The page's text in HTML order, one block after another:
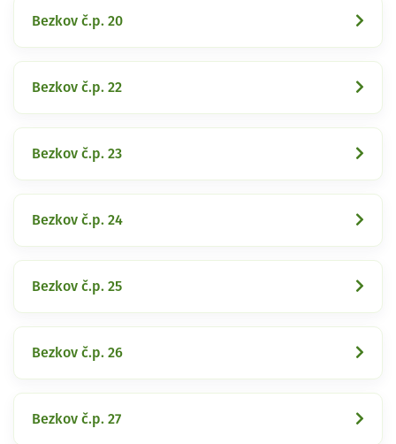
Bezkov č.p. 20
Bezkov č.p. 22
Bezkov č.p. 23
Bezkov č.p. 24
Bezkov č.p. 25
Bezkov č.p. 26
Bezkov č.p. 27